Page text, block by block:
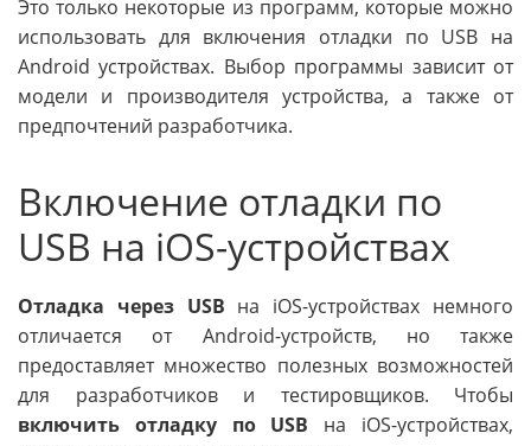
Это только некоторые из программ, которые можно
использовать для включения отладки по USB на
Android устройствах. Выбор программы зависит от
модели и производителя устройства, а также от
предпочтений разработчика.
Включение отладки по
USB на iOS-устройствах
Отладка через USB на iOS-устройствах немного
отличается от Android-устройств, но также
предоставляет множество полезных возможностей
для разработчиков и тестировщиков. Чтобы
включить отладку по USB на iOS-устройствах,